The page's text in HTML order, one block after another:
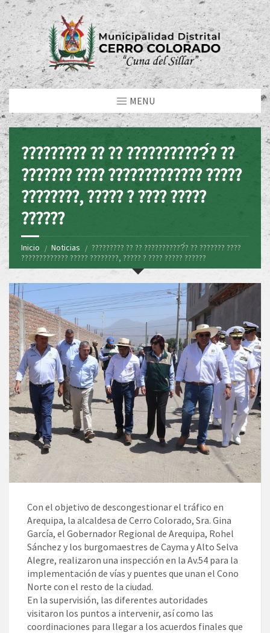
MENU
????????? ?? ?? ???????????́? ??
??????? ???? ????????????? ?????
????????, ????? ? ???? ?????
??????
Inicio Noticias
????????? ?? ?? ???????????́? ?? ??????? ????
????????????? ????? ????????, ????? ? ???? ????? ??????
Con el objetivo de descongestionar el tráfico en
Arequipa, la alcaldesa de Cerro Colorado, Sra. Gina
García, el Gobernador Regional de Arequipa, Rohel
Sánchez y los burgomaestres de Cayma y Alto Selva
Alegre, realizaron una inspección en la Av.54 para la
implementación de vías y puentes que unan el Cono
Norte con el resto de la ciudad.
En la supervisión, las diferentes autoridades
visitaron los puntos a intervenir, así como las
coordinaciones para llegar a los acuerdos finales que